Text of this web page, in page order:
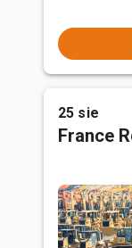
25 sie
France